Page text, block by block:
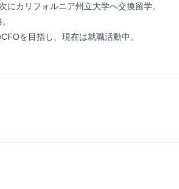
カリフォルニア州立大学へ交換留学。
を目指し、現在は就職活動中。